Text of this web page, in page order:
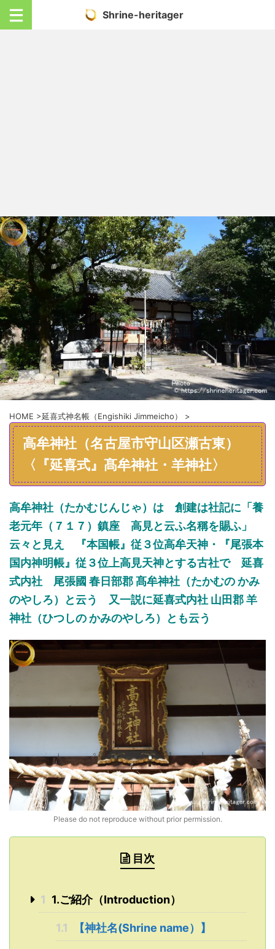
Shrine-heritager
HOME >延喜式神名帳（Engishiki Jimmeicho） >
高牟神社（名古屋市守山区瀬古東）
〈『延喜式』髙牟神社・羊神社〉
高牟神社（たかむじんじゃ）は 創建は社記に「養
老元年（７１７）鎮座 高見と云ふ名稱を賜ふ」
云々と見え 『本国帳』従３位高牟天神・『尾張本
国内神明帳』従３位上高見天神とする古社で 延喜
式内社 尾張國 春日部郡 髙牟神社（たかむの かみ
のやしろ）と云う 又一説に延喜式内社 山田郡 羊
神社（ひつしの かみのやしろ）とも云う
Please do not reproduce without prior permission.
目次
1 1.ご紹介（Introduction）
1.1 【神社名(Shrine name）】